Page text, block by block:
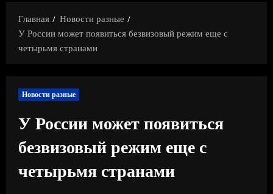
Главная
Новости разные
У России может появиться безвизовый режим еще с
четырьмя странами
Новости разные
У России может появиться
безвизовый режим еще с
четырьмя странами